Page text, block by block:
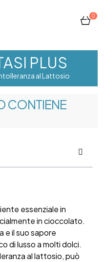
0
PLUS
al Lattosio
CONTIENE
essenziale in
in cioccolato.
e il suo sapore
di lusso a molti dolci.
al lattosio, può